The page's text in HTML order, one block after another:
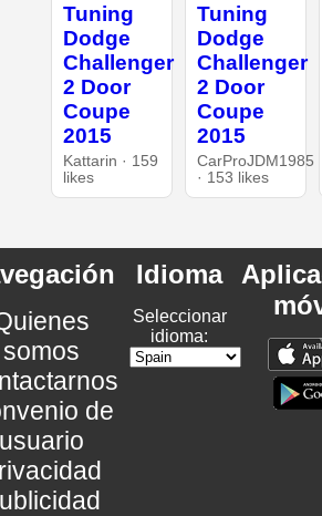
Tuning
Dodge
Challenger
2 Door
Coupe
2015
Kattarin · 159
likes
Tuning
Dodge
Challenger
2 Door
Coupe
2015
CarProJDM1985
· 153 likes
somos
de
Idioma
Seleccionar
idioma: